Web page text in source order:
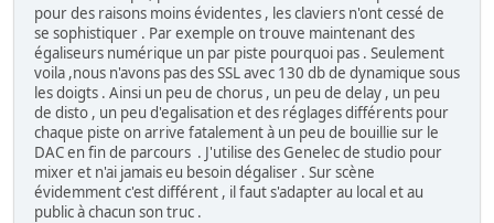
pour des raisons moins évidentes , les claviers n'ont cessé de
se sophistiquer . Par exemple on trouve maintenant des
égaliseurs numérique un par piste pourquoi pas . Seulement
voila ,nous n'avons pas des SSL avec 130 db de dynamique sous
les doigts . Ainsi un peu de chorus , un peu de delay , un peu
de disto , un peu d'egalisation et des réglages différents pour
chaque piste on arrive fatalement à un peu de bouillie sur le
DAC en fin de parcours . J'utilise des Genelec de studio pour
mixer et n'ai jamais eu besoin dégaliser . Sur scène
évidemment c'est différent , il faut s'adapter au local et au
public à chacun son truc .